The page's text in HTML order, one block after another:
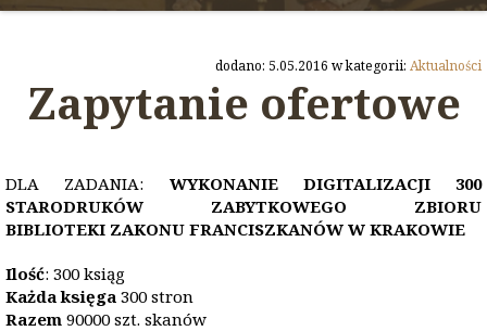
dodano: 5.05.2016 w kategorii: Aktualności
Zapytanie ofertowe
DLA ZADANIA: WYKONANIE DIGITALIZACJI 300
STARODRUKÓW ZABYTKOWEGO ZBIORU
BIBLIOTEKI ZAKONU FRANCISZKANÓW W KRAKOWIE
Ilość: 300 ksiąg
Każda księga 300 stron
Razem 90000 szt. skanów